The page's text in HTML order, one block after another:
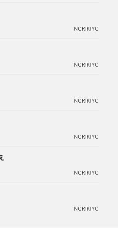
NORIKIYO
NORIKIYO
NORIKIYO
NORIKIYO
NORIKIYO
NORIKIYO